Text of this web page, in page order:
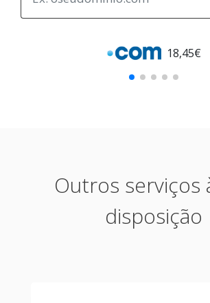
18,45€
Outros serviços
disposição